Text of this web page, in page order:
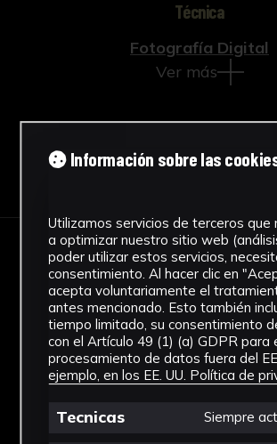
Técnica
Fotografía Digital
Ver más
Descargar Ficha
IMÁGENES
Información sobre las
Utilizamos servicios de terceros que
a optimizar nuestro sitio web
poder utilizar estos servicios,
consentimiento. Al hacer clic en
acepta voluntariamente el
antes mencionado. Esto también
tiempo limitado, su consentimiento
con el Artículo 49 (1) (a) GDPR para
procesamiento de datos fuera del
ejemplo, en los EE. UU. Política de
Tecnicas Siempre